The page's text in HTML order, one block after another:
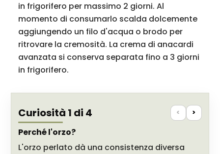
in frigorifero per massimo 2 giorni. Al
momento di consumarlo scalda dolcemente
aggiungendo un filo d'acqua o brodo per
ritrovare la cremosità. La crema di anacardi
avanzata si conserva separata fino a 3 giorni
in frigorifero.
Curiosità 1 di 4 < >
Perché l'orzo?
L'orzo perlato dà una consistenza diversa